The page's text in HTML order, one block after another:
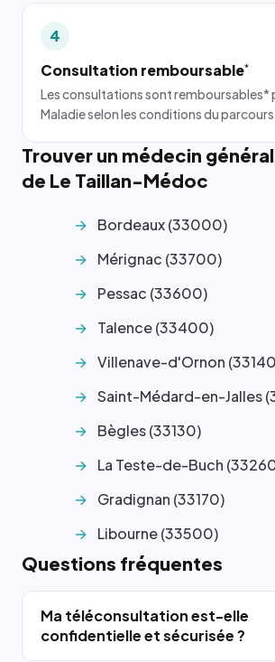
4
Consultation remboursable*
Les consultations sont remboursables*
Maladie selon les conditions du
Trouver un médecin
de Le Taillan-Médoc
Bordeaux (33000)
Mérignac (33700)
Pessac (33600)
Talence (33400)
Villenave-d'Ornon
Saint-Médard-en-Jalles
Bègles (33130)
La Teste-de-Buch
Gradignan (33170)
Libourne (33500)
Questions fréquentes
Ma téléconsultation est-elle
confidentielle et sécurisée ?